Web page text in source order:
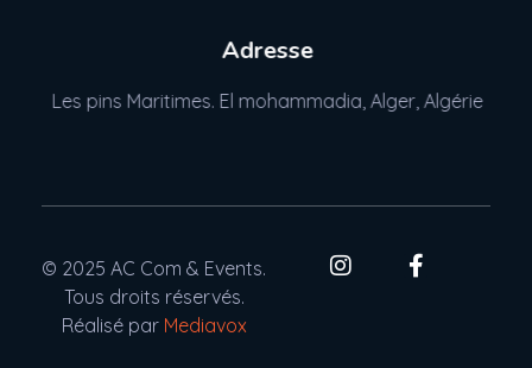
Adresse
Les pins Maritimes. El mohammadia, Alger, Algérie
© 2025 AC Com & Events.
Tous droits réservés.
Réalisé par Mediavox